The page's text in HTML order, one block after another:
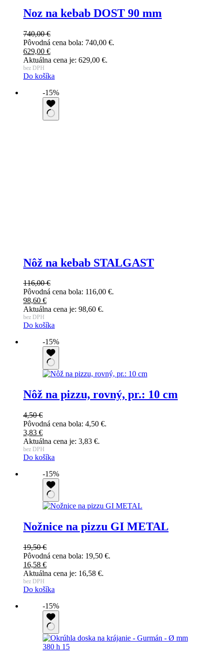
Noz na kebab DOST 90 mm
740,00€
Pôvodná cena bola: 740,00 €.
629,00 €
Aktuálna cena je: 629,00 €.
bez DPH
Do košíka
-15%
Nôž na kebab STALGAST
116,00€
Pôvodná cena bola: 116,00 €.
98,60 €
Aktuálna cena je: 98,60 €.
bez DPH
Do košíka
-15%
Nôž na pizzu, rovný, pr.: 10 cm
4,50€
Pôvodná cena bola: 4,50 €.
3,83 €
Aktuálna cena je: 3,83 €.
bez DPH
Do košíka
-15%
Nožnice na pizzu GI METAL
19,50€
Pôvodná cena bola: 19,50 €.
16,58 €
Aktuálna cena je: 16,58 €.
bez DPH
Do košíka
-15%